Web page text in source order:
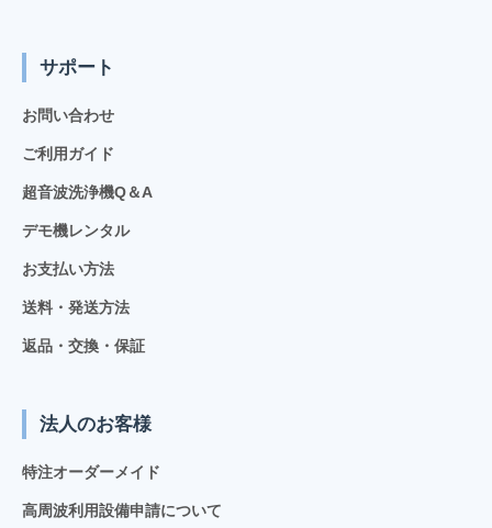
サポート
お問い合わせ
ご利用ガイド
超音波洗浄機Q＆A
デモ機レンタル
お支払い方法
送料・発送方法
返品・交換・保証
法人のお客様
特注オーダーメイド
高周波利用設備申請について